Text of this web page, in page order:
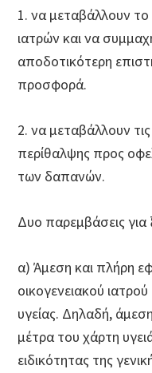
1. να μεταβάλλουν
ιατρών και να
αποδοτικότερη
προσφορά.
2. να μεταβάλλουν
περίθαλψης προς
των δαπανών.
Δυο παρεμβάσεις για
α) Άμεση και πλήρη
οικογενειακού
υγείας. Δηλαδή,
μέτρα του χάρτη
ειδικότητας της